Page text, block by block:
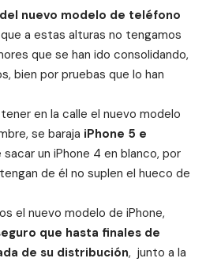
nuevo modelo de teléfono
a estas alturas no tengamos
que se han ido consolidando,
bien por pruebas que lo han
en la calle el nuevo modelo
se baraja iPhone 5 e
sacar un iPhone 4 en blanco, por
de él no suplen el hueco de
el nuevo modelo de iPhone,
que hasta finales de
de su distribución, junto a la